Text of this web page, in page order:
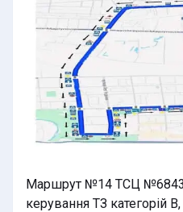
Маршрут №14 ТСЦ
керування ТЗ категорій B,